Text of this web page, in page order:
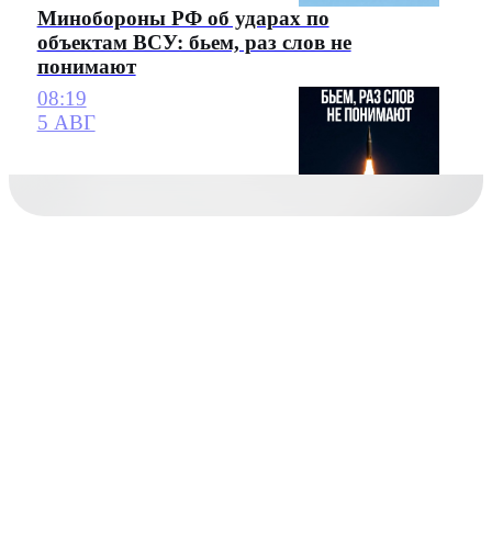
Минобороны РФ об ударах по
объектам ВСУ: бьем, раз слов не
понимают
08:19
5 АВГ